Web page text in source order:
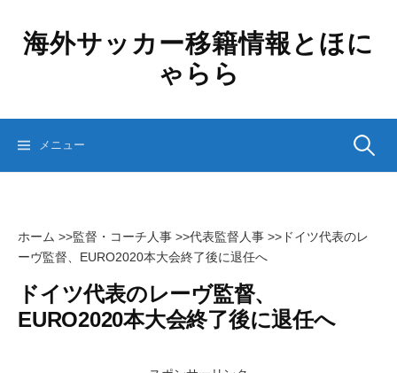
ッ
海外サッカー移籍情報とほに
ゃらら
メニュー 検
ホーム >>監督・コーチ人事 >>代表監督人事 >> ドイツ代表のレ
ーヴ監督、EURO2020本大会終了後に退任へ
ドイツ代表のレーヴ監督、
EURO2020本大会終了後に退任へ